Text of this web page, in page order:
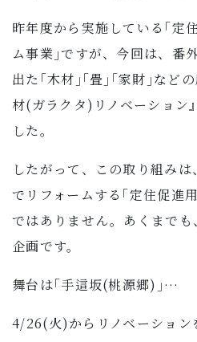
観光
子育て・教育
ビジネス・産業
行政情報
昨年度から実施している｢定
ム事業｣ですが、今回は、番
出た｢木材｣｢畳｣｢家財｣など
材(ガラクタ)リノベーション
した。
したがって、この取り組み
でリフォームする｢定住促進
ではありません。あくまで
企画です。
舞台は｢手這坂(桃源郷)｣…
4/26(火)からリノベーション